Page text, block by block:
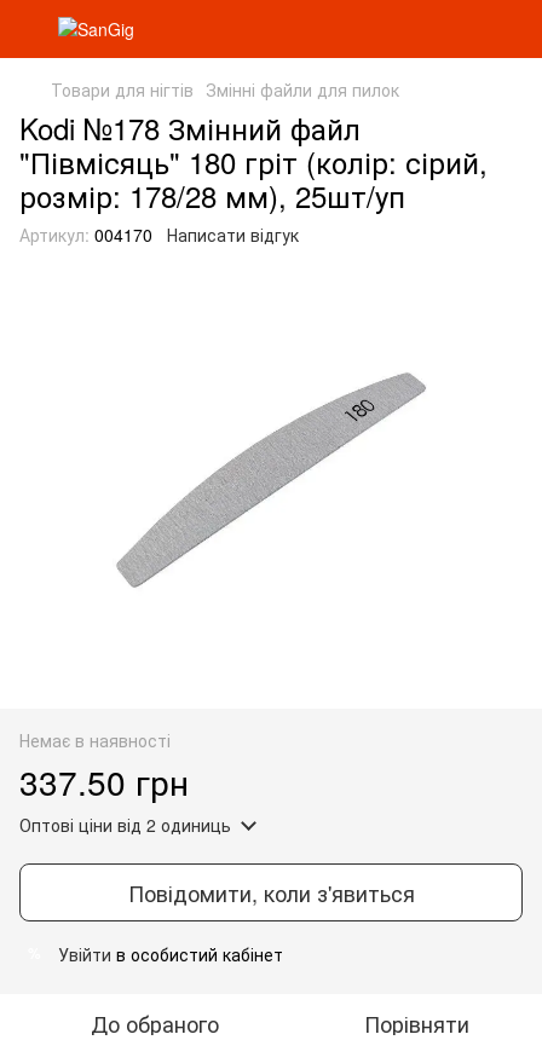
Товари для нігтів Змінні файли для пилок
Kodi №178 Змінний файл
"Півмісяць" 180 гріт (колір: сірий,
розмір: 178/28 мм), 25шт/уп
Артикул: 004170 Написати відгук
Немає в наявності
337.50 грн
Оптові ціни від 2 одиниць
Повідомити, коли з'явиться
Увійти в особистий кабінет
До обраного Порівняти